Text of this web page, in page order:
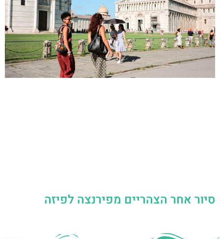
סיור אחר הצהריים מפירנצה לפיזה